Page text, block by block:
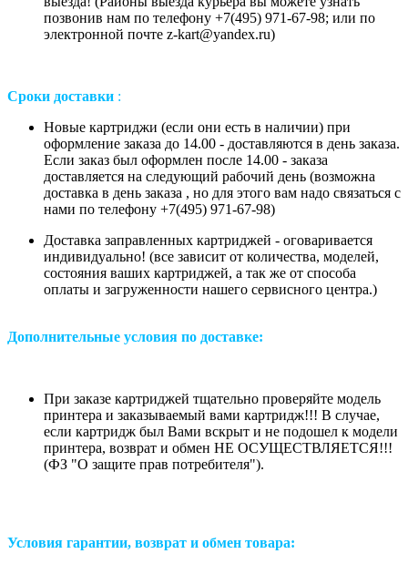
позвонив нам по телефону +7(495) 971-67-98; или по
электронной почте z-kart@yandex.ru)
Сроки доставки :
Новые картриджи (если они есть в наличии) при
оформление заказа до 14.00 - доставляются в день заказа.
Если заказ был оформлен после 14.00 - заказа
доставляется на следующий рабочий день (возможна
доставка в день заказа , но для этого вам надо связаться с
нами по телефону +7(495) 971-67-98)
Доставка заправленных картриджей - оговаривается
индивидуально! (все зависит от количества, моделей,
состояния ваших картриджей, а так же от способа
оплаты и загруженности нашего сервисного центра.)
Дополнительные условия по доставке:
При заказе картриджей тщательно проверяйте модель
принтера и заказываемый вами картридж!!! В случае,
если картридж был Вами вскрыт и не подошел к модели
принтера, возврат и обмен НЕ ОСУЩЕСТВЛЯЕТСЯ!!!
(ФЗ "О защите прав потребителя").
Условия гарантии, возврат и обмен товара: